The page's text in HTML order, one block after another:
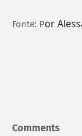
Fonte: Por
Comments